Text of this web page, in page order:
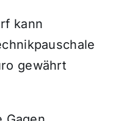
kann
gewährt